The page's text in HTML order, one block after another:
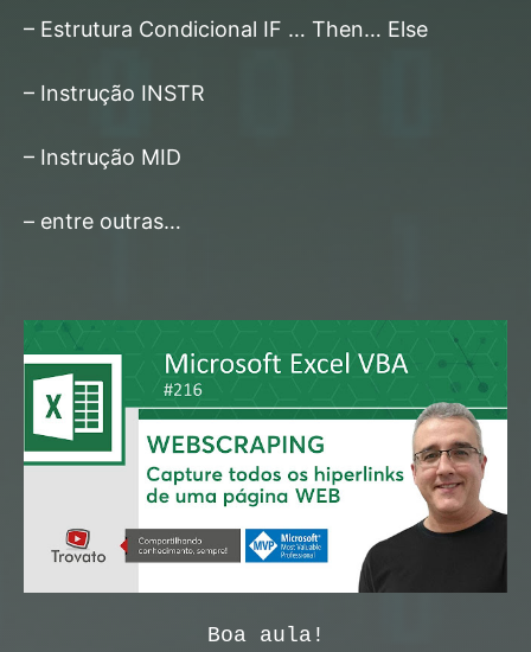
– Estrutura Condicional IF … Then… Else
– Instrução INSTR
– Instrução MID
– entre outras…
Boa aula!